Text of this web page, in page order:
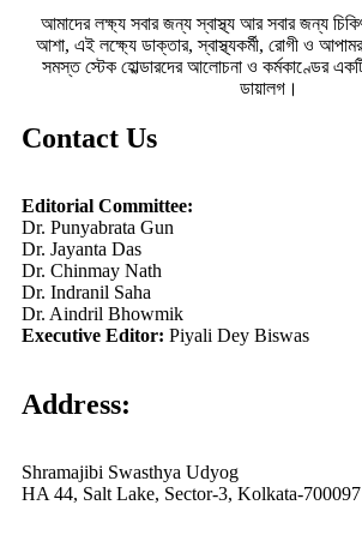
আমাদের লক্ষ্য সবার জন্য স্বাস্থ্য আর সবার জন্য
আশা, এই লক্ষ্যে ডাক্তার, স্বাস্থ্যকর্মী, রোগী ও আপামর
সমস্ত স্টেক হোল্ডারদের আলোচনা ও কর্মকাণ্ডের
ডায়ালগ।
Contact Us
Editorial Committee:
Dr. Punyabrata Gun
Dr. Jayanta Das
Dr. Chinmay Nath
Dr. Indranil Saha
Dr. Aindril Bhowmik
Executive Editor: Piyali Dey Biswas
Address:
Shramajibi Swasthya Udyog
HA 44, Salt Lake, Sector-3, Kolkata-700097